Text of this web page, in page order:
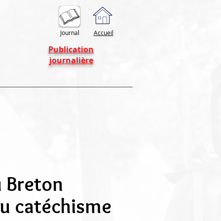
Journal Accueil
Publication
journalière
Breton
catéchisme